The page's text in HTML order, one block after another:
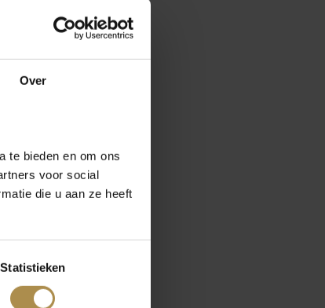
Over
te bieden en om ons
voor social
die u aan ze heeft
Statistieken